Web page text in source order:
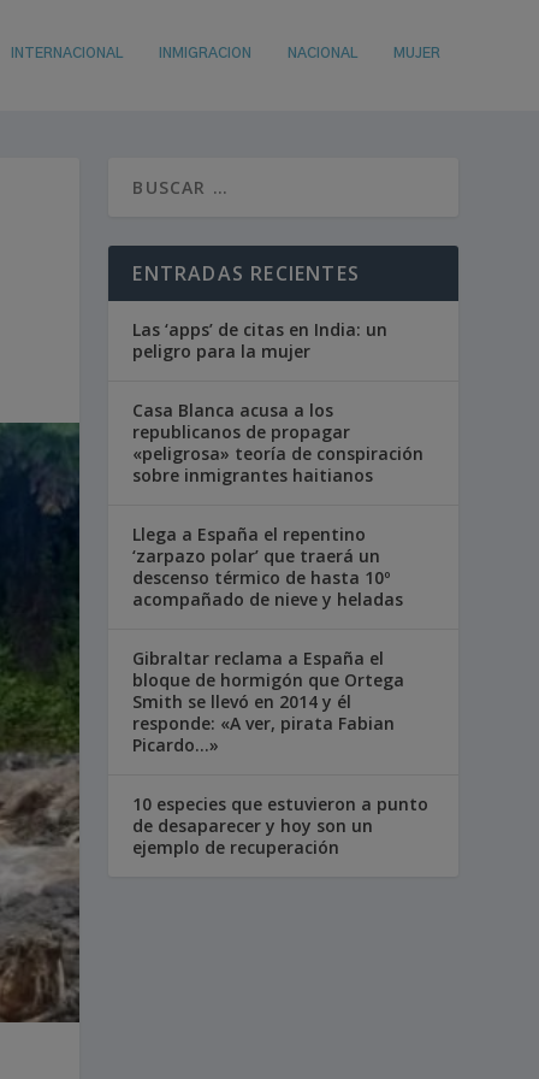
INTERNACIONAL INMIGRACION NACIONAL MUJER
ENTRADAS RECIENTES
Las ‘apps’ de citas en India: un
peligro para la mujer
Casa Blanca acusa a los
republicanos de propagar
«peligrosa» teoría de conspiración
sobre inmigrantes haitianos
Llega a España el repentino
‘zarpazo polar’ que traerá un
descenso térmico de hasta 10º
acompañado de nieve y heladas
Gibraltar reclama a España el
bloque de hormigón que Ortega
Smith se llevó en 2014 y él
responde: «A ver, pirata Fabian
Picardo…»
10 especies que estuvieron a punto
de desaparecer y hoy son un
ejemplo de recuperación